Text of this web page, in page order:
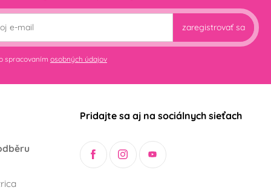
zaregistrovať sa
spracovaním osobných údajov
Pridajte sa aj na sociálnych sieťach